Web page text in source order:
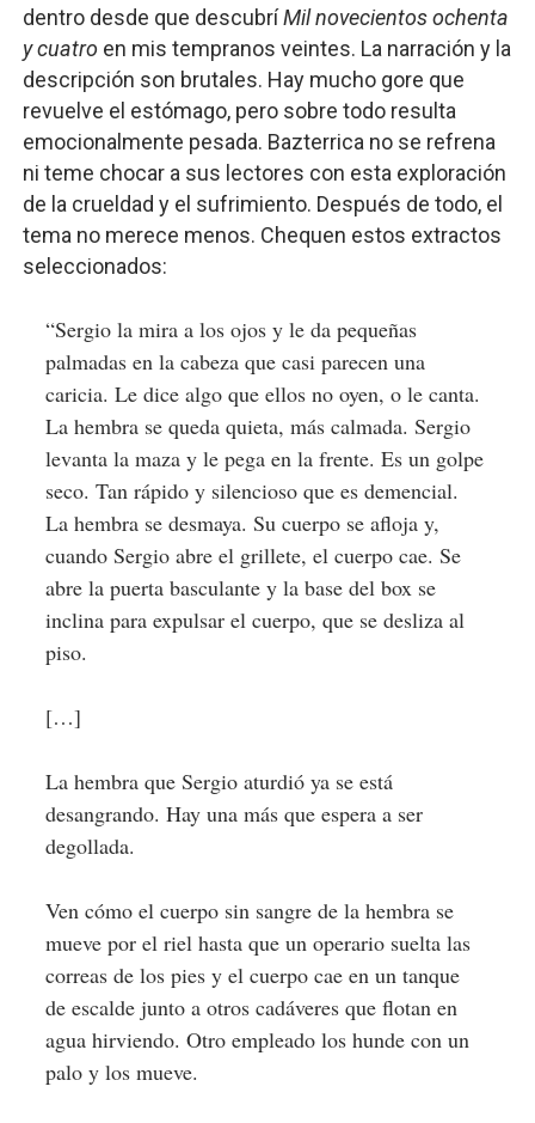
dentro desde que descubríMil novecientos ochenta
y cuatroen mis tempranos veintes. La narración y la
descripción son brutales. Hay mucho gore que
revuelve el estómago, pero sobre todo resulta
emocionalmente pesada. Bazterrica no se refrena
ni teme chocar a sus lectores con esta exploración
de la crueldad y el sufrimiento. Después de todo, el
tema no merece menos. Chequen estos extractos
seleccionados:
“Sergio la mira a los ojos y le da pequeñas
palmadas en la cabeza que casi parecen una
caricia. Le dice algo que ellos no oyen, o le canta.
La hembra se queda quieta, más calmada. Sergio
levanta la maza y le pega en la frente. Es un golpe
seco. Tan rápido y silencioso que es demencial.
La hembra se desmaya. Su cuerpo se afloja y,
cuando Sergio abre el grillete, el cuerpo cae. Se
abre la puerta basculante y la base del box se
inclina para expulsar el cuerpo, que se desliza al
piso.
[…]
La hembra que Sergio aturdió ya se está
desangrando. Hay una más que espera a ser
degollada.
Ven cómo el cuerpo sin sangre de la hembra se
mueve por el riel hasta que un operario suelta las
correas de los pies y el cuerpo cae en un tanque
de escalde junto a otros cadáveres que flotan en
agua hirviendo. Otro empleado los hunde con un
palo y los mueve.